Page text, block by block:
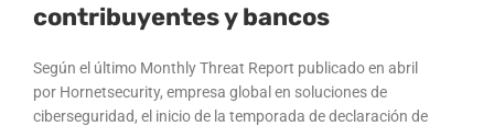
contribuyentes y bancos
Según el último Monthly Threat Report publicado en abril
por Hornetsecurity, empresa global en soluciones de
ciberseguridad, el inicio de la temporada de declaración de